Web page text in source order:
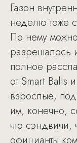
Газон
неделю тоже
По нему
разрешалось
полное
от Smart Balls
взрослые,
им, конечно,
что